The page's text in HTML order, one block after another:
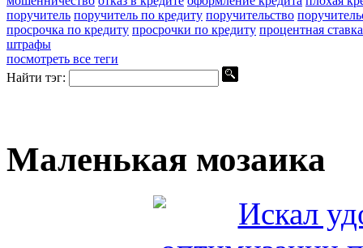
поручитель поручитель по кредиту поручительство
просрочка по кредиту просрочки по кредиту процентная ставка
штрафы
посмотреть все теги
Найти тэг:
Маленькая мозаика